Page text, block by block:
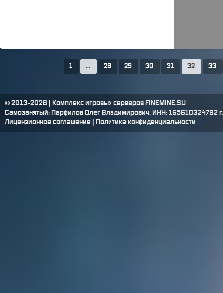
1 ... 28 29 30 31 32 33
© 2013-2026 | Комплекс игровых серверов FINEMINE.SU
Самозанятый: Парфилов Олег Владимирович. ИНН: 165610324782
Лицензионное соглашение
Политика конфиденциальности